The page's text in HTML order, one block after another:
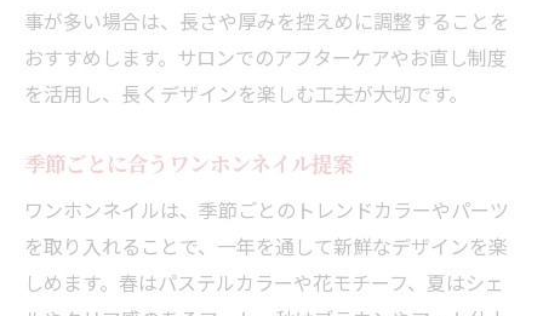
事が多い場合は、長さや厚みを控えめに調整することを
おすすめします。サロンでのアフターケアやお直し制度
を活用し、長くデザインを楽しむ工夫が大切です。
季節ごとに合うワンホンネイル提案
ワンホンネイルは、季節ごとのトレンドカラーやパーツ
を取り入れることで、一年を通して新鮮なデザインを楽
しめます。春はパステルカラーや花モチーフ、夏はシェ